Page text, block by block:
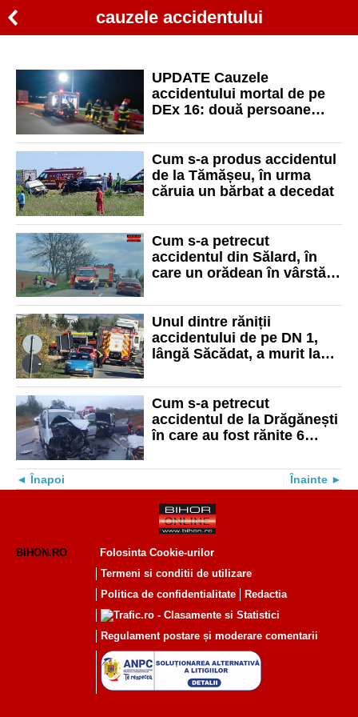
cauzele accidentului
UPDATE Cauzele
accidentului mortal de pe
DEx 16: două persoane
la Terapie Intensivă
Cum s-a produs accidentul
de la Tămășeu, în urma
căruia un bărbat a decedat
Cum s-a petrecut
accidentul din Sălard, în
care un orădean în vârstă
viața
Unul dintre răniții
accidentului de pe DN 1,
lângă Săcădat, a murit la
grave. Cum s-a petrecut
accidentul
Cum s-a petrecut
accidentul de la Drăgănești
în care au fost rănite 6
Înapoi Înainte
BIHON.RO
Folosinta Cookie-urilor
Termeni si conditii de utilizare
Politica de confidentialitate
Redactia
Regulament postare și moderare comentarii